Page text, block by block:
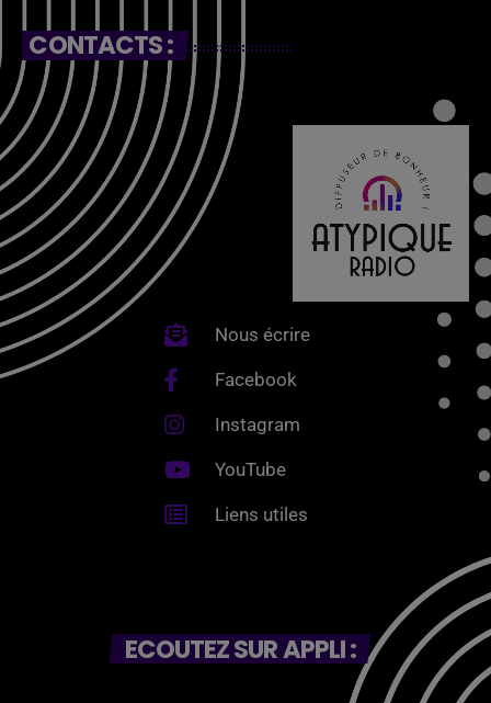
CONTACTS :
Nous écrire
Facebook
Instagram
YouTube
Liens utiles
ECOUTEZ SUR APPLI :